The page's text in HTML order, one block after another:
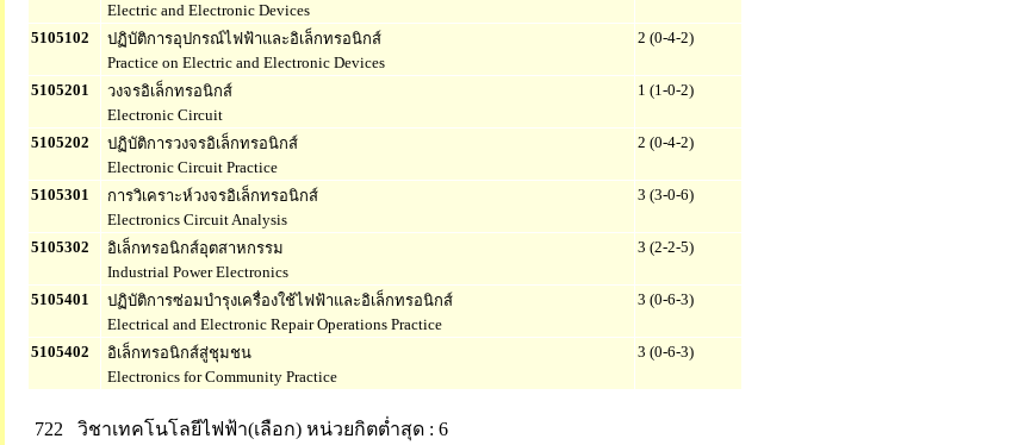
Electric and Electronic Devices
5105102
ปฏิบัติการอุปกรณ์ไฟฟ้าและอิเล็กทรอนิกส์
Practice on Electric and Electronic Devices
2 (0-4-2)
5105201
วงจรอิเล็กทรอนิกส์
Electronic Circuit
1 (1-0-2)
5105202
ปฏิบัติการวงจรอิเล็กทรอนิกส์
Electronic Circuit Practice
2 (0-4-2)
5105301
การวิเคราะห์วงจรอิเล็กทรอนิกส์
Electronics Circuit Analysis
3 (3-0-6)
5105302
อิเล็กทรอนิกส์อุตสาหกรรม
Industrial Power Electronics
3 (2-2-5)
5105401
ปฏิบัติการซ่อมบำรุงเครื่องใช้ไฟฟ้าและอิเล็กทรอนิกส์
Electrical and Electronic Repair Operations Practice
3 (0-6-3)
5105402
อิเล็กทรอนิกส์สู่ชุมชน
Electronics for Community Practice
3 (0-6-3)
722 วิชาเทคโนโลยีไฟฟ้า(เลือก) หน่วยกิตต่ำสุด : 6